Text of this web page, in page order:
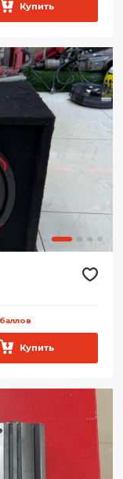
Купить
Купить